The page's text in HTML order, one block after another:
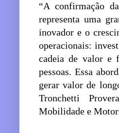
“A confirmação
representa uma
inovador e o
operacionais:
cadeia de valor e
pessoas. Essa
gerar valor de
Tronchetti
Mobilidade e